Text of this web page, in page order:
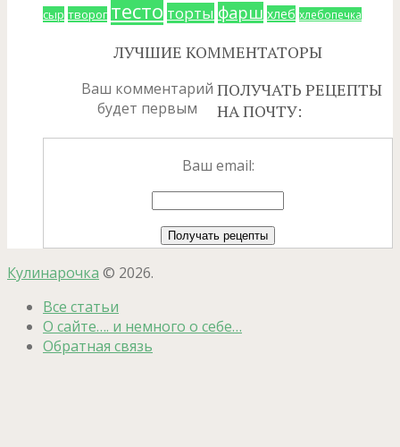
сыр творог тесто торты фарш хлеб хлебопечка
ЛУЧШИЕ КОММЕНТАТОРЫ
Ваш комментарий
будет первым
ПОЛУЧАТЬ РЕЦЕПТЫ
НА ПОЧТУ:
Ваш email:
Кулинарочка © 2026.
Все статьи
О сайте…. и немного о себе…
Обратная связь